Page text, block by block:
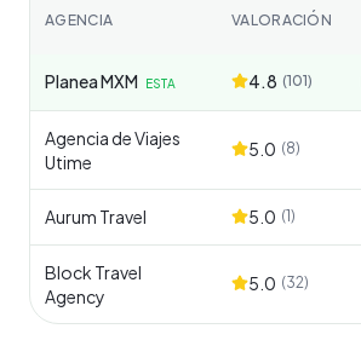
AGENCIA VALORACIÓN
Planea MXM ESTA 4.8 (101)
Agencia de Viajes
Utime
5.0 (8)
Aurum Travel 5.0 (1)
Block Travel
Agency
5.0 (32)